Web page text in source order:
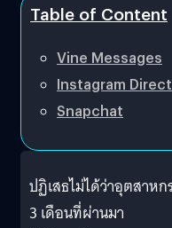
Table of Content
Vine Messages
Instagram Direct
Snapchat
ปฏิเสธไม่ได้ว่าอุตสาห
3 เดือนที่ผ่านมา